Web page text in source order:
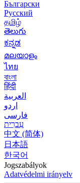
Български
Русский
தமிழ்
తెలుగు
ಕನ್ನಡ
മലയാളം
ไทย
বাংলা
हिंदी
العربية
اردو
فارسی
עִברִית
中文 (简体)
日本語
한국어
Jogszabályok
Adatvédelmi irányelv